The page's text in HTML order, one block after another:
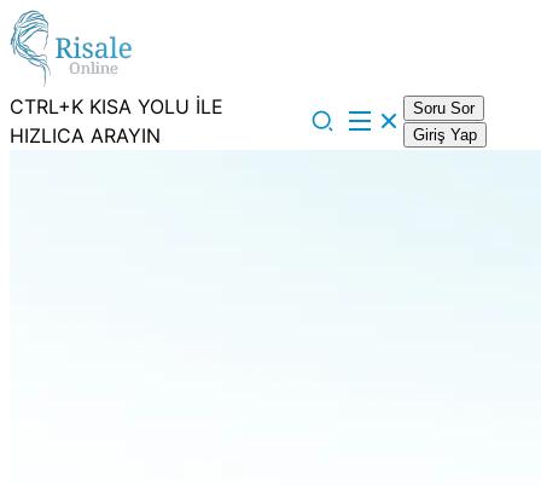
CTRL+K KISA YOLU İLE
HIZLICA ARAYIN
Soru Sor
Giriş Yap